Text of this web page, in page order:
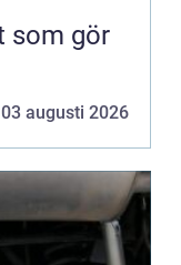
03 augusti 2026